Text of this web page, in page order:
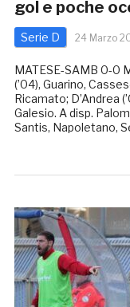
gol e poche
Serie D 24 Marzo
MATESE-SAMB 0-0
(’04), Guarino,
Ricamato; D’Andrea
Galesio. A disp.
Santis, Napoletano,